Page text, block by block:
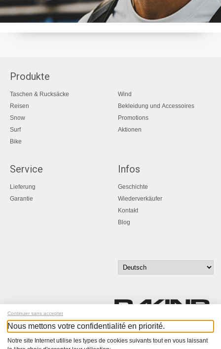
Produkte
Taschen & Rucksäcke
Reisen
Snow
Surf
Bike
Wind
Bekleidung und Accessoires
Promotions
Aktionen
Service
Lieferung
Garantie
Infos
Geschichte
Wiederverkäufer
Kontakt
Blog
Continuer sans accepter
Nous mettons votre confidentialité en priorité.
Notre site Internet utilise les types de cookies suivants tout en vous laissant